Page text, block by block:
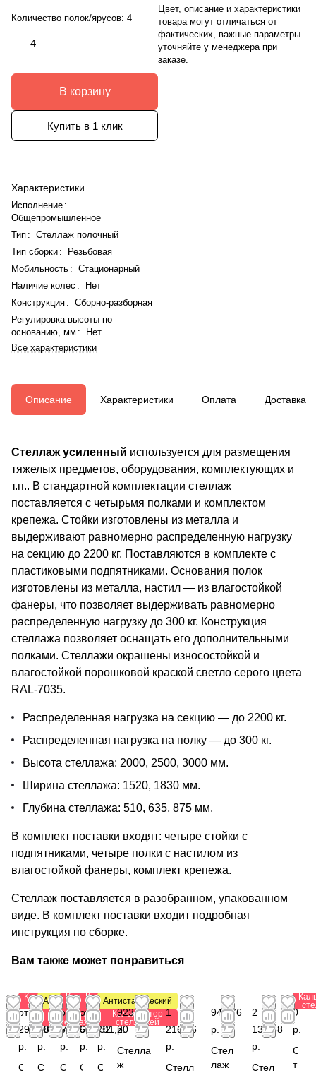
Количество полок/ярусов: 4
4
В корзину
Купить в 1 клик
Характеристики
Исполнение :
Общепромышленное
Тип : Стеллаж полочный
Тип сборки:
Резьбовая
Мобильность : Стационарный
Наличие колес :
Нет
Конструкция : Сборно-разборная
Регулировка высоты по
основанию, мм :
Нет
Все характеристики
Цвет, описание и характеристики
товара могут отличаться от
фактических, важные параметры
уточняйте у менеджера при
заказе.
Описание Характеристики Оплата Доставка
Стеллаж усиленный используется для размещения
тяжелых предметов, оборудования, комплектующих и
т.п.. В стандартной комплектации стеллаж
поставляется с четырьмя полками и комплектом
крепежа. Стойки изготовлены из металла и
выдерживают равномерно распределенную нагрузку
на секцию до 2200 кг. Поставляются в комплекте с
пластиковыми подпятниками. Основания полок
изготовлены из металла, настил — из влагостойкой
фанеры, что позволяет выдерживать равномерно
распределенную нагрузку до 300 кг. Конструкция
стеллажа позволяет оснащать его дополнительными
полками. Стеллажи окрашены износостойкой и
влагостойкой порошковой краской светло серого цвета
RAL-7035.
Распределенная нагрузка на секцию — до 2200 кг.
Распределенная нагрузка на полку — до 300 кг.
Высота стеллажа: 2000, 2500, 3000 мм.
Ширина стеллажа: 1520, 1830 мм.
Глубина стеллажа: 510, 635, 875 мм.
В комплект поставки входят: четыре стойки с
подпятниками, четыре полки с настилом из
влагостойкой фанеры, комплект крепежа.
Стеллаж поставляется в разобранном, упакованном
виде. В комплект поставки входит подробная
инструкция по сборке.
Вам также может понравиться
Калькулятор
стеллажей
от
293,28
р.
С
Антистатический
Калькулятор
стеллажей
от 2
003,64
р.
С
Калькулятор
стеллажей
от
573,60
р.
С
Калькулятор
стеллажей
от
532,32
р.
С
Антистатический
Калькулятор
стеллажей
от
781,20
р.
С
923,88
р.
Стелла
ж
1
216,56
р.
Стелл
941,76
р.
Стел
лаж
2
132,88
р.
Стел
0
р.
С
т